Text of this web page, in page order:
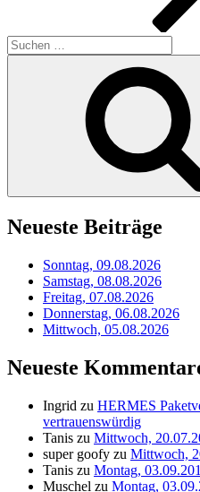
Suchen
nach:
Neueste Beiträge
Sonntag, 09.08.2026
Samstag, 08.08.2026
Freitag, 07.08.2026
Donnerstag, 06.08.2026
Mittwoch, 05.08.2026
Neueste
Ingrid zu HERMES
vertrauenswürdig
Tanis zu Mittwoch,
super goofy zu Mittwoch,
Tanis zu Montag,
Muschel zu Montag,